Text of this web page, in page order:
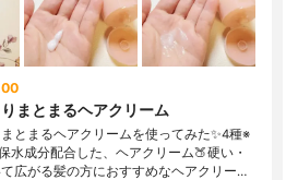
まとまるヘアクリーム
とまるヘアクリームを使ってみた✨4種※
水成分配合した、ヘアクリーム🍑硬い・
広がる髪の方におすすめなヘアクリー…